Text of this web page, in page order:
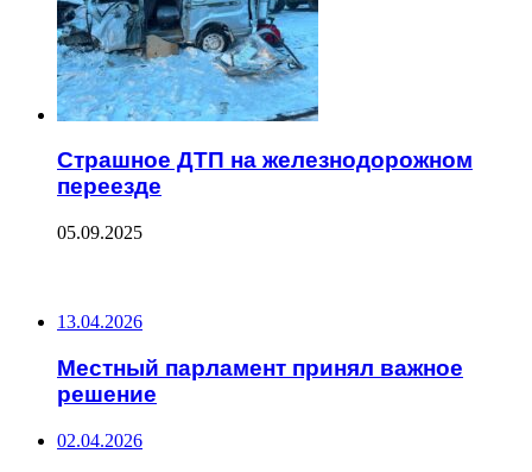
Страшное ДТП на железнодорожном
переезде
05.09.2025
13.04.2026
Местный парламент принял важное
решение
02.04.2026